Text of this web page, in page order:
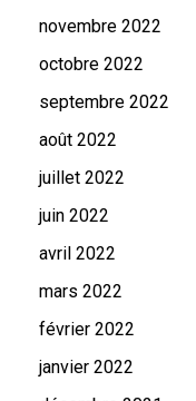
novembre 2022
octobre 2022
septembre 2022
août 2022
juillet 2022
juin 2022
avril 2022
mars 2022
février 2022
janvier 2022